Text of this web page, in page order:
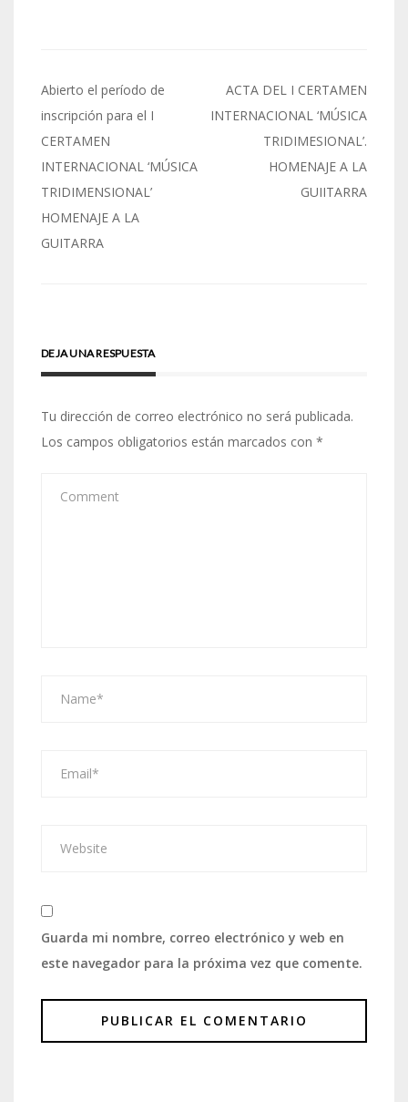
Navegación
de
entradas
Abierto el período de
inscripción para el I
CERTAMEN
INTERNACIONAL ‘MÚSICA
TRIDIMENSIONAL’
HOMENAJE A LA
GUITARRA
ACTA DEL I CERTAMEN
INTERNACIONAL ‘MÚSICA
TRIDIMESIONAL’.
HOMENAJE A LA
GUIITARRA
DEJA UNA RESPUESTA
Tu dirección de correo electrónico no será publicada.
Los campos obligatorios están marcados con *
Guarda mi nombre, correo electrónico y web en
este navegador para la próxima vez que comente.